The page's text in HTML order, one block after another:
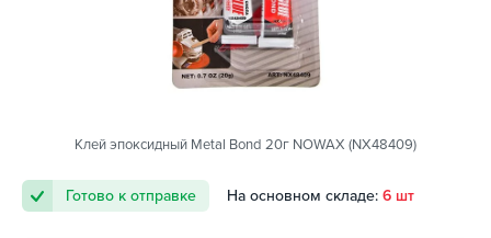
Клей эпоксидный Metal Bond 20г NOWAX (NX48409)
Готово к отправке На основном складе: 6 шт